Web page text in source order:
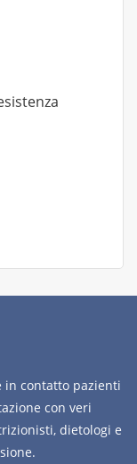
in contatto pazienti
con veri
dietologi e